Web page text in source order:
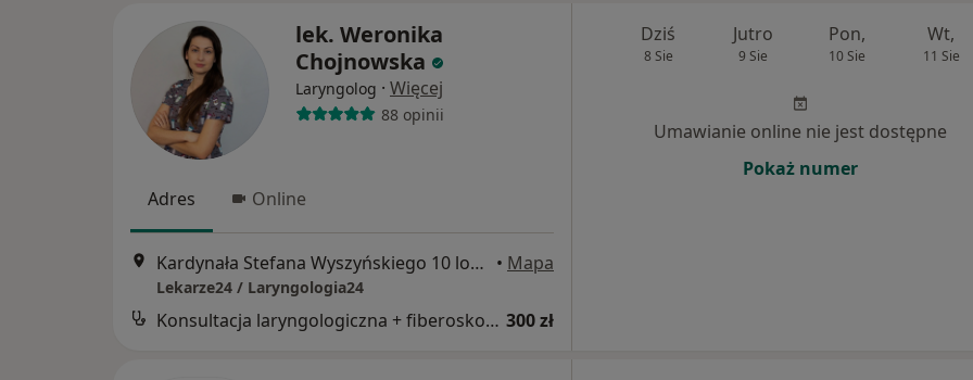
lek. Weronika
Chojnowska
Laryngolog · Więcej
88 opinii
Adres Online
Kardynała Stefana Wyszyńskiego 10 lok. U8, Białystok • Mapa
Lekarze24 / Laryngologia24
Konsultacja laryngologiczna + fiberoskopia 300 zł
Dziś
8 Sie
Jutro
9 Sie
Pon,
10 Sie
Wt,
11 Sie
Umawianie online nie jest dostępne
Pokaż numer